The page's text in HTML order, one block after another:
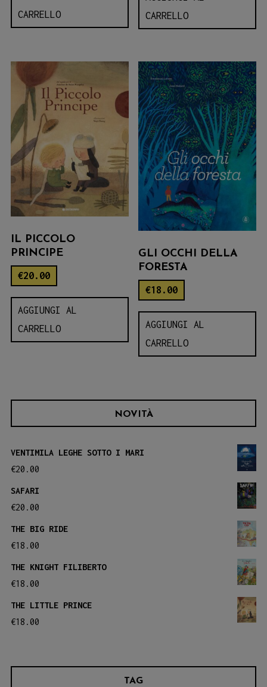
CARRELLO
CARRELLO
IL PICCOLO
PRINCIPE
€20.00
AGGIUNGI AL
CARRELLO
GLI OCCHI DELLA
FORESTA
€18.00
AGGIUNGI AL
CARRELLO
NOVITÀ
VENTIMILA LEGHE SOTTO I MARI
€20.00
SAFARI
€20.00
THE BIG RIDE
€18.00
THE KNIGHT FILIBERTO
€18.00
THE LITTLE PRINCE
€18.00
TAG